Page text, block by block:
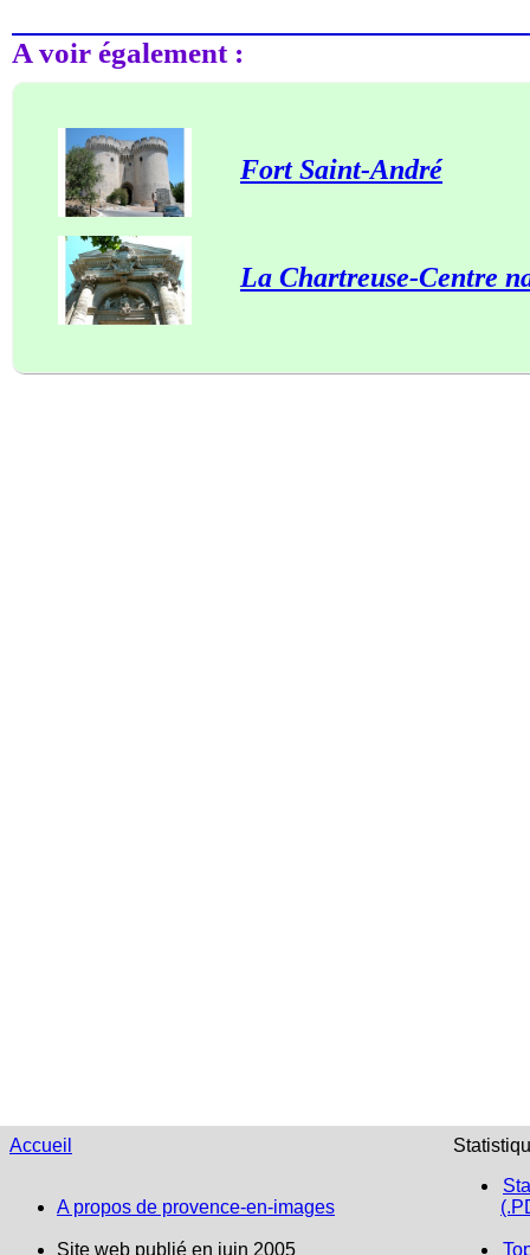
A voir également :
Fort Saint-André
La Chartreuse-Centre
Accueil
A propos de provence-en-images
Site web publié en juin 2005